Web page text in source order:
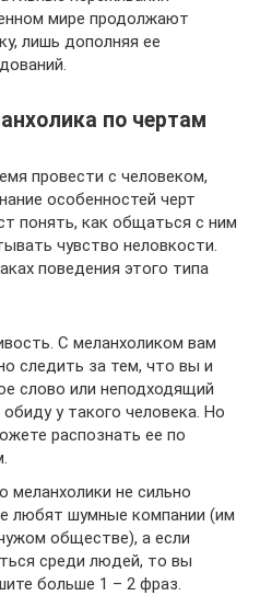
мире продолжают
лишь дополняя ее
по чертам
провести с человеком,
особенностей черт
понять, как общаться с ним
чувство неловкости.
поведения этого типа
С меланхоликом вам
следить за тем, что вы и
слово или неподходящий
у такого человека. Но
распознать ее по
меланхолики не сильно
любят шумные компании (им
обществе), а если
среди людей, то вы
больше 1 – 2 фраз.